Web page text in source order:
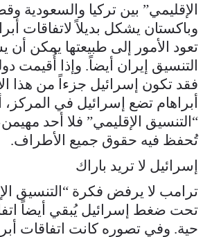
الإقليمي” بين تركيا والسعودية
وباكستان يشكل بديلاً لاتفاقات
تعود الأمور إلى طبيعتها يمكن أن
التنسيق إيران أيضاً. وإذا أُقيمت
فقد تكون إسرائيل جزءاً من هذا
أبراهام تضع إسرائيل في المركز،
“التنسيق الإقليمي” فلا أحد
تُحفظ فيه حقوق جميع الأطراف.
إسرائيل لا تريد باراك
ترامب لا يرفض فكرة “التنسيق
تحت ضغط إسرائيل يُبقي أيضاً
حية. وفي تصوره كانت اتفاقات